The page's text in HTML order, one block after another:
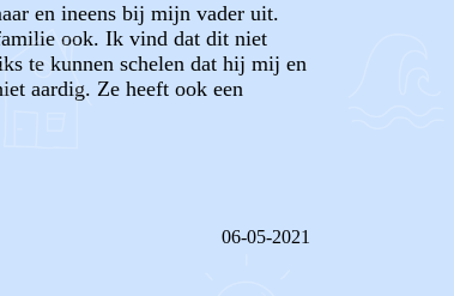
en ineens bij mijn vader uit.
ook. Ik vind dat dit niet
te kunnen schelen dat hij mij en
aardig. Ze heeft ook een
06-05-2021